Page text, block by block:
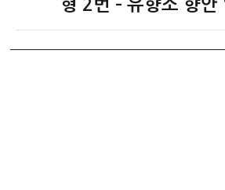
형 2번 – 유향소 향안